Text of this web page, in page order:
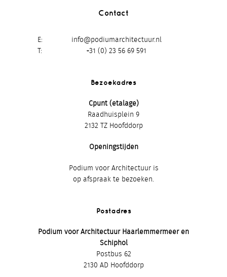
Contact
E
info@podiumarchitectuur.nl
T
+31 (0) 23 56 69 591
Bezoekadres
Cpunt (etalage)
Raadhuisplein 9
2132 TZ Hoofddorp
Openingstijden
Podium voor Architectuur is
op afspraak te bezoeken.
Postadres
Podium voor Architectuur Haarlemmermeer en
Schiphol
Postbus 62
2130 AD Hoofddorp